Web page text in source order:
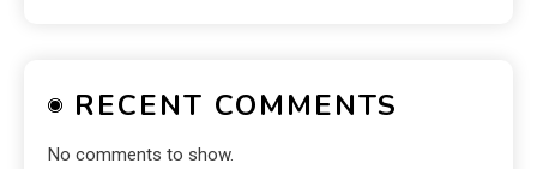
RECENT COMMENTS
No comments to show.